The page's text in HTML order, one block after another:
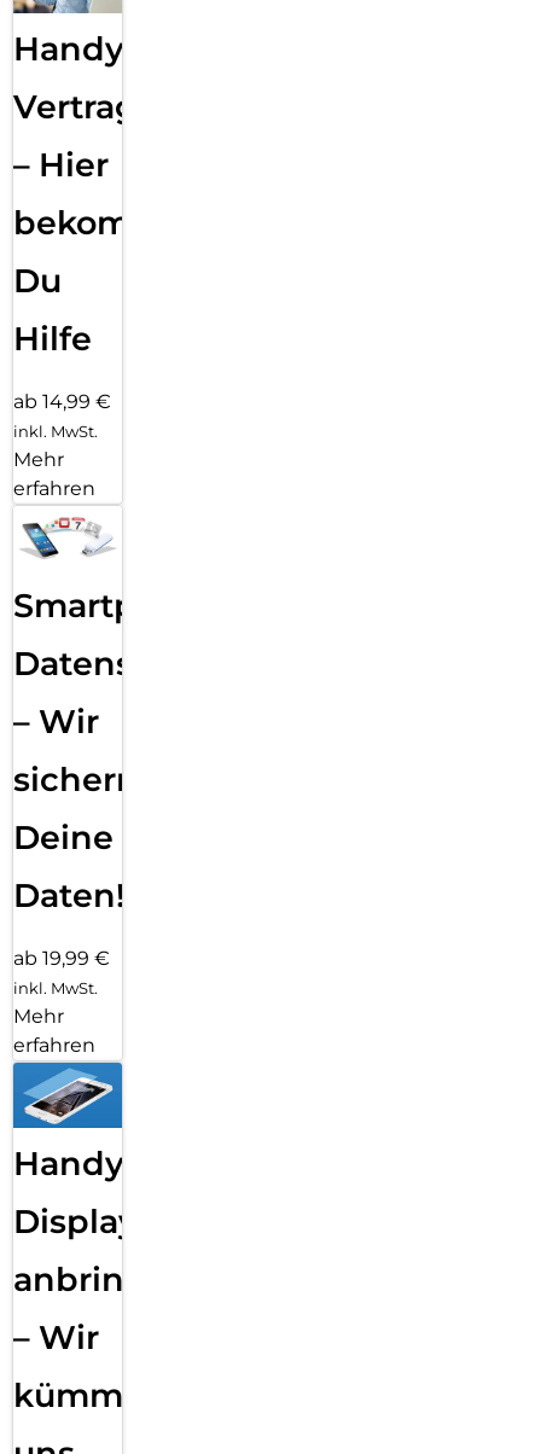
Handy
Vertragsabwicklung
– Hier
bekommst
Du
Hilfe
ab 14,99 €
inkl. MwSt.
Mehr
erfahren
Smartphone
Datensicherung
– Wir
sichern
Deine
Daten!
ab 19,99 €
inkl. MwSt.
Mehr
erfahren
Handy
Displayfolie
anbringen
– Wir
kümmern